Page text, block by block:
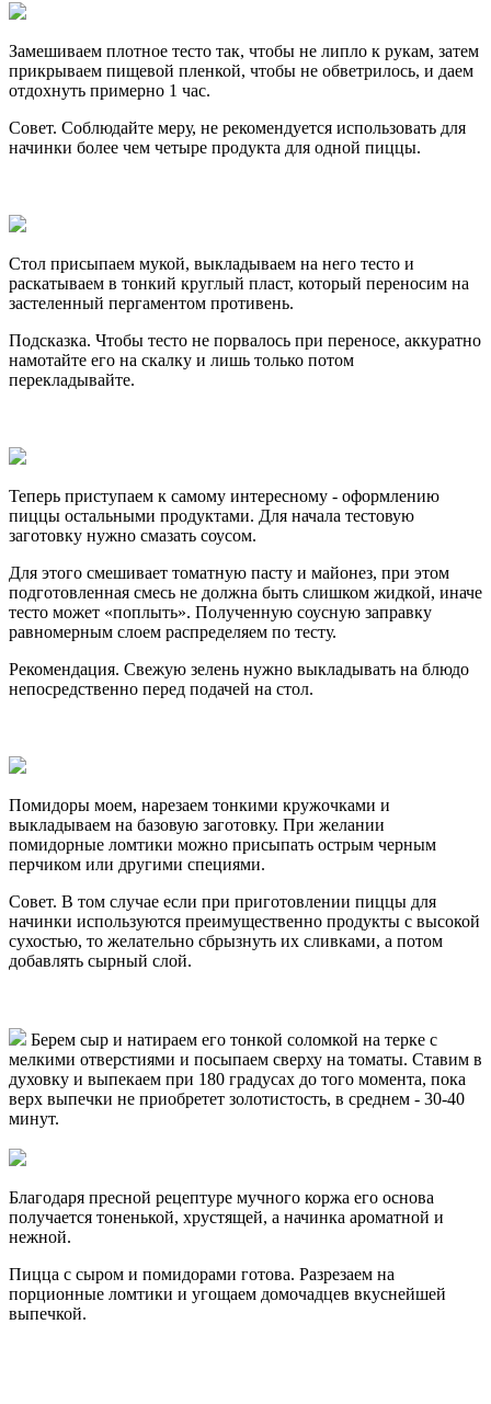
Замешиваем плотное тесто так, чтобы не липло к рукам, затем
прикрываем пищевой пленкой, чтобы не обветрилось, и даем
отдохнуть примерно 1 час.
Совет. Соблюдайте меру, не рекомендуется использовать для
начинки более чем четыре продукта для одной пиццы.
Стол присыпаем мукой, выкладываем на него тесто и
раскатываем в тонкий круглый пласт, который переносим на
застеленный пергаментом противень.
Подсказка. Чтобы тесто не порвалось при переносе, аккуратно
намотайте его на скалку и лишь только потом
перекладывайте.
Теперь приступаем к самому интересному - оформлению
пиццы остальными продуктами. Для начала тестовую
заготовку нужно смазать соусом.
Для этого смешивает томатную пасту и майонез, при этом
подготовленная смесь не должна быть слишком жидкой, иначе
тесто может «поплыть». Полученную соусную заправку
равномерным слоем распределяем по тесту.
Рекомендация. Свежую зелень нужно выкладывать на блюдо
непосредственно перед подачей на стол.
Помидоры моем, нарезаем тонкими кружочками и
выкладываем на базовую заготовку. При желании
помидорные ломтики можно присыпать острым черным
перчиком или другими специями.
Совет. В том случае если при приготовлении пиццы для
начинки используются преимущественно продукты с высокой
сухостью, то желательно сбрызнуть их сливками, а потом
добавлять сырный слой.
Берем сыр и натираем его тонкой соломкой на терке с
мелкими отверстиями и посыпаем сверху на томаты. Ставим в
духовку и выпекаем при 180 градусах до того момента, пока
верх выпечки не приобретет золотистость, в среднем - 30-40
минут.
Благодаря пресной рецептуре мучного коржа его основа
получается тоненькой, хрустящей, а начинка ароматной и
нежной.
Пицца с сыром и помидорами готова. Разрезаем на
порционные ломтики и угощаем домочадцев вкуснейшей
выпечкой.